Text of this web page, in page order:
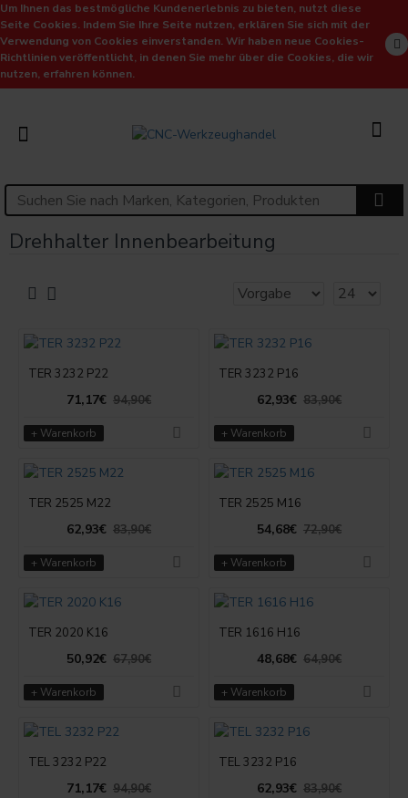
Um Ihnen das bestmögliche Kundenerlebnis zu bieten, nutzt diese
Seite Cookies. Indem Sie Ihre Seite nutzen, erklären Sie sich mit der
Verwendung von Cookies einverstanden. Wir haben neue Cookies-
Richtlinien veröffentlicht, in denen Sie mehr über die Cookies, die wir
nutzen, erfahren können.
Drehhalter Innenbearbeitung
TER 3232 P22
71,17€ 94,90€
+ Warenkorb
TER 3232 P16
62,93€ 83,90€
+ Warenkorb
TER 2525 M22
62,93€ 83,90€
+ Warenkorb
TER 2525 M16
54,68€ 72,90€
+ Warenkorb
TER 2020 K16
50,92€ 67,90€
+ Warenkorb
TER 1616 H16
48,68€ 64,90€
+ Warenkorb
TEL 3232 P22
71,17€ 94,90€
TEL 3232 P16
62,93€ 83,90€